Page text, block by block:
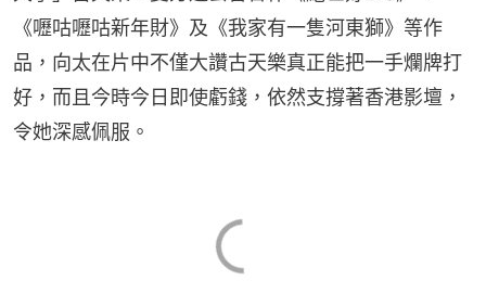
《嚦咕嚦咕新年財》及《我家有一隻河東獅》等作
品，向太在片中不僅大讚古天樂真正能把一手爛牌打
好，而且今時今日即使虧錢，依然支撐著香港影壇，
令她深感佩服。